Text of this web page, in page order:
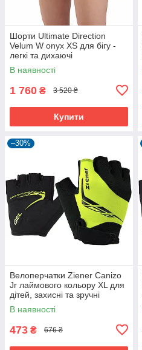
Шорти Ultimate Direction
Velum W onyx XS для бігу -
легкі та дихаючі
В наявності
1 760 ₴ 3 520 ₴
Купити
–30%
Велоперчатки Ziener Canizo
Jr лаймового кольору XL для
дітей, захисні та зручні
В наявності
473 ₴ 676 ₴